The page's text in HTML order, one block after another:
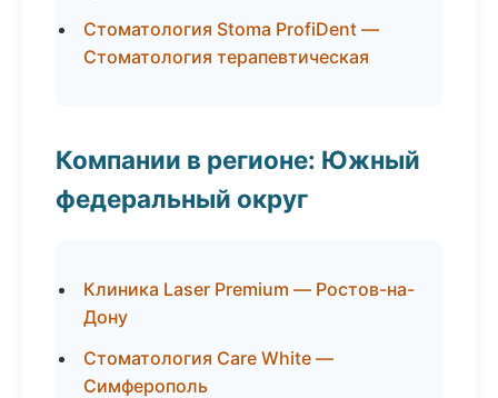
Стоматология Stoma ProfiDent —
Стоматология терапевтическая
Компании в регионе: Южный
федеральный округ
Клиника Laser Premium — Ростов-на-
Дону
Стоматология Care White —
Симферополь